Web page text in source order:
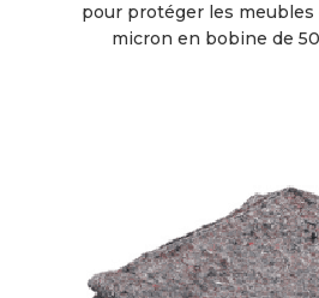
pour protéger les meubles
micron en bobine de